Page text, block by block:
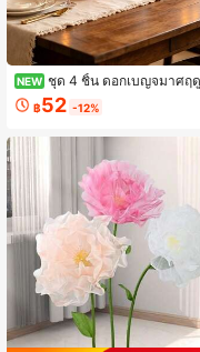
NEW ชุด 4 ชิ้น ดอกเบญจมาศฤ
ร่วงเทียม ดอกไม้ตกแต่งกลางแจ้
ริงไม่ซีดจาง เหมาะสำหรับประตูห
ต่งโรงเรียนและหอพัก ฮาโลวีน ฤดู
กี่ยว และการตกแต่งวันขอบคุณพร
฿52 -12%